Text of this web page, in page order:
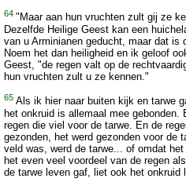
64 "Maar aan hun vruchten zult gij ze
Dezelfde Heilige Geest kan een
van u Arminianen geducht, maar dat is
Noem het dan heiligheid en ik geloof
Geest, "de regen valt op de
hun vruchten zult u ze kennen."
65 Als ik hier naar buiten kijk en tarwe
het onkruid is allemaal mee
regen die viel voor de tarwe. En de
gezonden, het werd gezonden voor de
veld was, werd de tarwe... of omdat
het even veel voordeel van de regen
de tarwe leven gaf, liet ook het onkruid